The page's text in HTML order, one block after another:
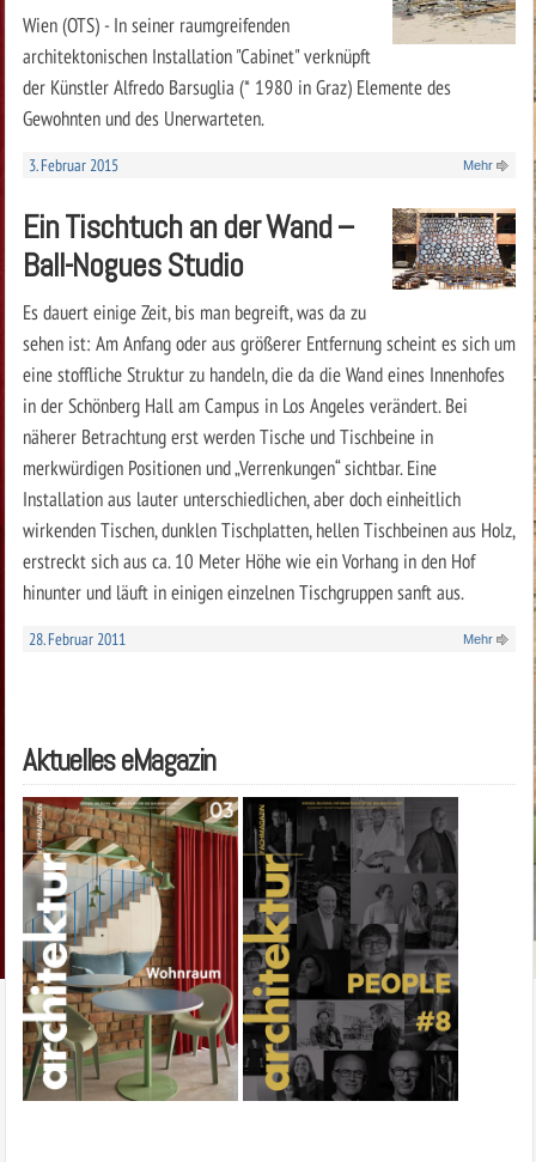
Wien (OTS) - In seiner raumgreifenden
architektonischen Installation "Cabinet" verknüpft
der Künstler Alfredo Barsuglia (* 1980 in Graz) Elemente des
Gewohnten und des Unerwarteten.
3. Februar 2015 Mehr
Ein Tischtuch an der Wand –
Ball-Nogues Studio
Es dauert einige Zeit, bis man begreift, was da zu
sehen ist: Am Anfang oder aus größerer Entfernung scheint es sich um
eine stoffliche Struktur zu handeln, die da die Wand eines Innenhofes
in der Schönberg Hall am Campus in Los Angeles verändert. Bei
näherer Betrachtung erst werden Tische und Tischbeine in
merkwürdigen Positionen und „Verrenkungen“ sichtbar. Eine
Installation aus lauter unterschiedlichen, aber doch einheitlich
wirkenden Tischen, dunklen Tischplatten, hellen Tischbeinen aus Holz,
erstreckt sich aus ca. 10 Meter Höhe wie ein Vorhang in den Hof
hinunter und läuft in einigen einzelnen Tischgruppen sanft aus.
28. Februar 2011 Mehr
Aktuelles eMagazin